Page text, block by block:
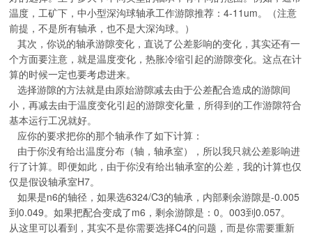
温度，工矿下，中小型深沟球轴承工作游隙推荐：4-11um。（注意
前提，不是所有轴承，也不是大深沟球。）
其次，你说的轴承游隙变化，直说了公差影响的变化，其实还有一
个方面要注意，就是温度变化，热胀冷缩引起的游隙变化。这点在计
算的时候一定也要考虑进来。
选择游隙的方法就是由原始游隙减去由于公差配合造成的游隙间
小，再减去由于温度变化引起的游隙变化量，所得到的工作游隙符合
基本运行工况就好。
应你的要求把你的那个轴承作了如下计算：
由于你没有给出温度分布（轴，轴承室），所以我只就公差影响进
行了计算。即便如此，由于你没有给出轴承室的公差，我的计算也仅
仅是假设轴承室H7。
如果是n6的轴径，如果选6324/C3的轴承，内部剩余游隙是-0.005
到0.049。如果把配合变成了m6，剩余游隙是：0。003到0.057。
从这里可以看到，其实不是你需要选择C4的问题，而是你需要重新